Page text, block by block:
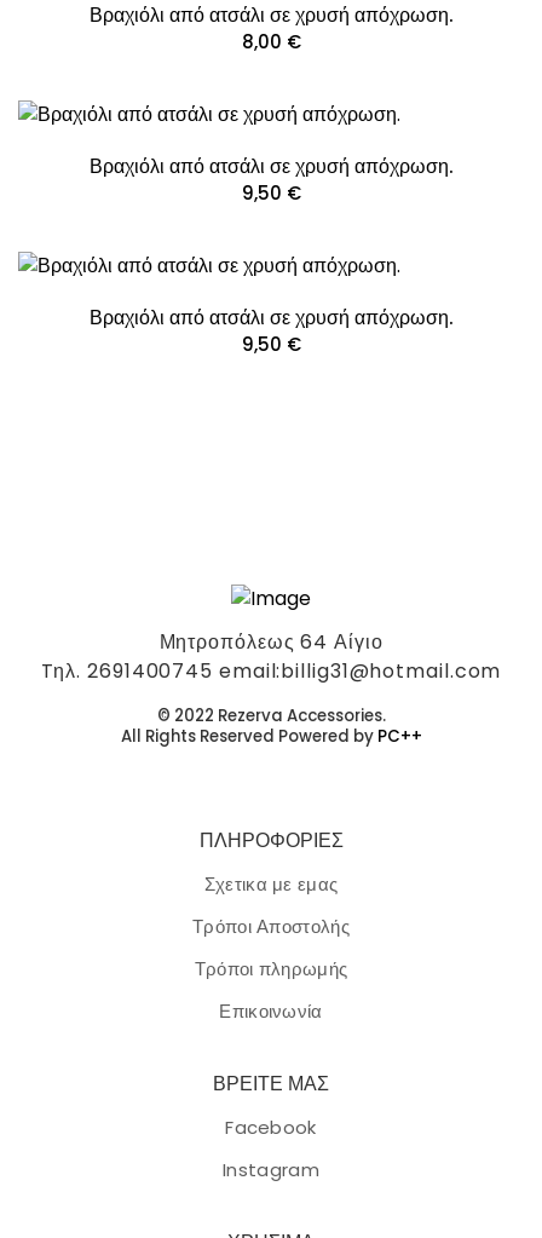
Βραχιόλι από ατσάλι σε χρυσή απόχρωση.
8,00 €
Βραχιόλι από ατσάλι σε χρυσή απόχρωση.
9,50 €
Βραχιόλι από ατσάλι σε χρυσή απόχρωση.
9,50 €
Μητροπόλεως 64 Αίγιο
Tηλ. 2691400745 email:billig31@hotmail.com
© 2022 Rezerva Accessories.
All Rights Reserved Powered by PC++
ΠΛΗΡΟΦΟΡΙΕΣ
Σχετικα με εμας
Τρόποι Αποστολής
Τρόποι πληρωμής
Επικοινωνία
ΒΡΕΙΤΕ ΜΑΣ
Facebook
Instagram